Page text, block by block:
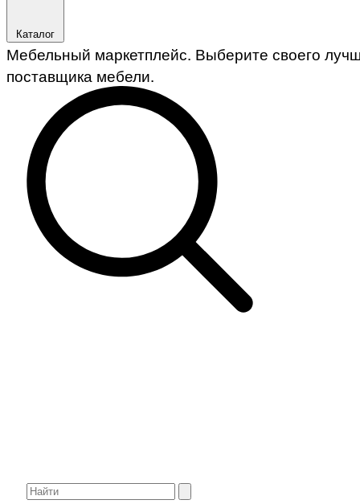
Каталог
Мебельный маркетплейс. Выберите своего
поставщика мебели.